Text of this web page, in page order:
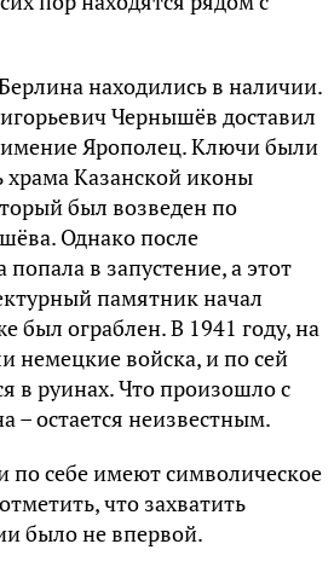
находились в наличии.
Чернышёв доставил
имение Ярополец. Ключи были
Казанской иконы
был возведен по
Однако после
в запустение, а этот
памятник начал
был ограблен. В 1941 году, на
немецкие войска, и по сей
в руинах. Что произошло с
– остается неизвестным.
по себе имеют символическое
что захватить
было не впервой.